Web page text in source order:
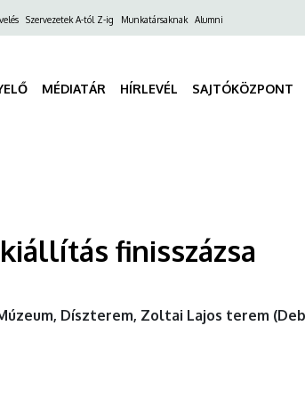
Szervezetek A-tól Z-ig Munkatársaknak Alumni
MÉDIATÁR HÍRLEVÉL SAJTÓKÖZPONT
finisszázsa
Díszterem, Zoltai Lajos terem